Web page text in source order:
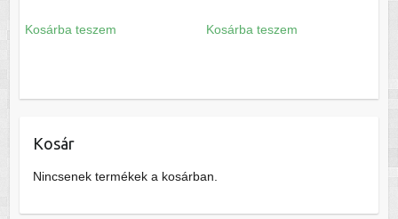
Kosárba teszem Kosárba teszem
Kosár
Nincsenek termékek a kosárban.